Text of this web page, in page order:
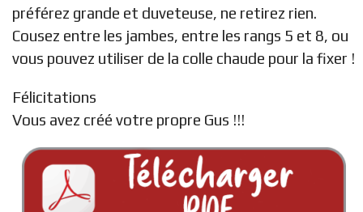
préférez grande et duveteuse, ne retirez rien.
Cousez entre les jambes, entre les rangs 5 et 8, ou
vous pouvez utiliser de la colle chaude pour la fixer !
Félicitations
Vous avez créé votre propre Gus !!!